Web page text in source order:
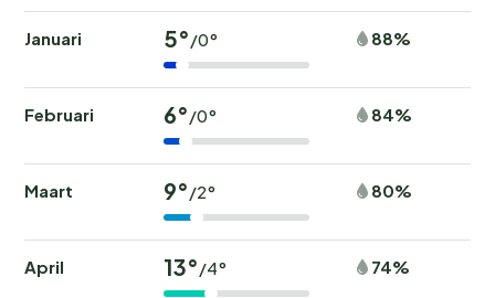
Januari 5° /0° 88%
Februari 6° /0° 84%
Maart 9° /2° 80%
April 13° /4° 74%